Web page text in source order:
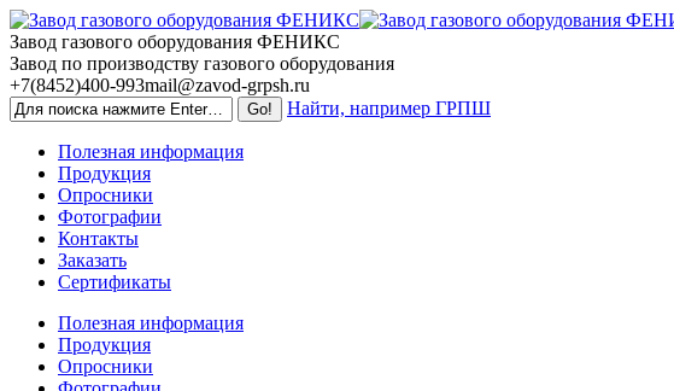
Skip
to
content
Завод газового оборудования ФЕНИКС
Завод по производству газового оборудования
+7(8452)400-993mail@zavod-grpsh.ru
Найти, например ГРПШ
Полезная информация
Продукция
Опросники
Фотографии
Контакты
Заказать
Сертификаты
Полезная информация
Продукция
Опросники